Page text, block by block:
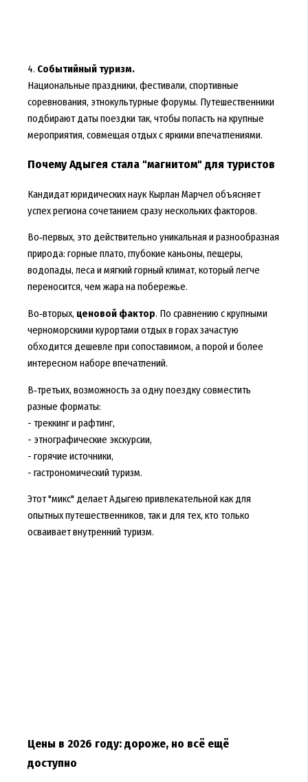
4. Событийный туризм.
Национальные праздники, фестивали, спортивные
соревнования, этнокультурные форумы. Путешественники
подбирают даты поездки так, чтобы попасть на крупные
мероприятия, совмещая отдых с яркими впечатлениями.
Почему Адыгея стала "магнитом" для туристов
Кандидат юридических наук Кырлан Марчел объясняет
успех региона сочетанием сразу нескольких факторов.
Во‑первых, это действительно уникальная и разнообразная
природа: горные плато, глубокие каньоны, пещеры,
водопады, леса и мягкий горный климат, который легче
переносится, чем жара на побережье.
Во‑вторых, ценовой фактор. По сравнению с крупными
черноморскими курортами отдых в горах зачастую
обходится дешевле при сопоставимом, а порой и более
интересном наборе впечатлений.
В‑третьих, возможность за одну поездку совместить
разные форматы:
- треккинг и рафтинг,
- этнографические экскурсии,
- горячие источники,
- гастрономический туризм.
Этот "микс" делает Адыгею привлекательной как для
опытных путешественников, так и для тех, кто только
осваивает внутренний туризм.
Цены в 2026 году: дороже, но всё ещё
доступно